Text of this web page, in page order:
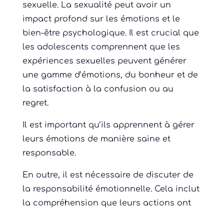
sexuelle. La sexualité peut avoir un
impact profond sur les émotions et le
bien-être psychologique. Il est crucial que
les adolescents comprennent que les
expériences sexuelles peuvent générer
une gamme d’émotions, du bonheur et de
la satisfaction à la confusion ou au
regret.
Il est important qu’ils apprennent à gérer
leurs émotions de manière saine et
responsable.
En outre, il est nécessaire de discuter de
la responsabilité émotionnelle. Cela inclut
la compréhension que leurs actions ont